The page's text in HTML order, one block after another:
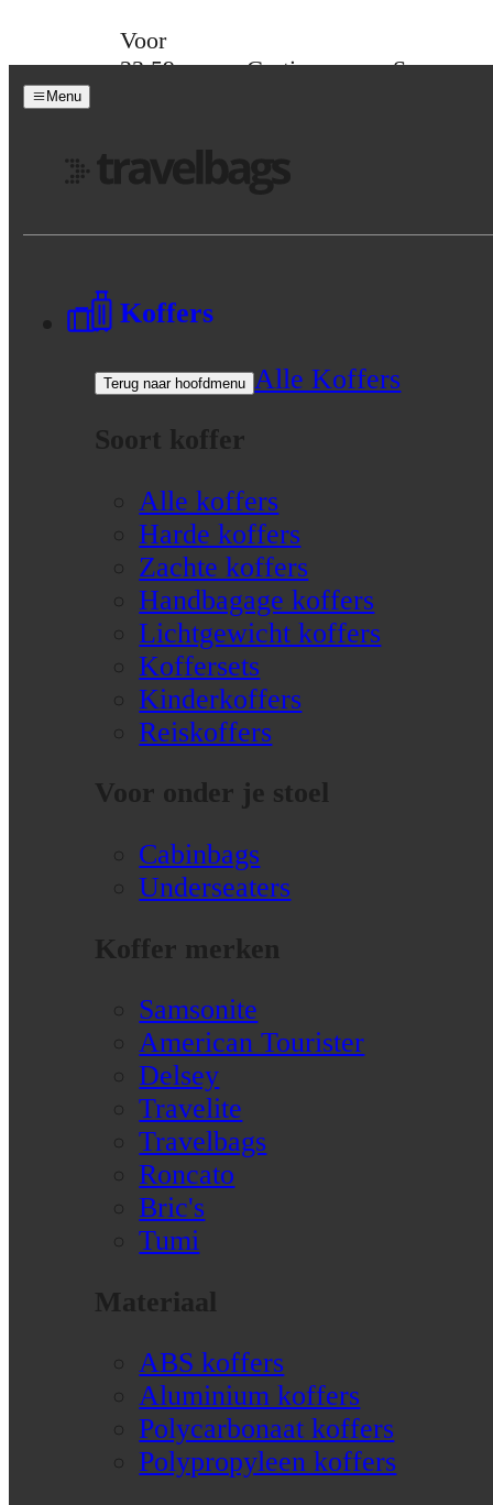
Voor
23:59
Gratis
Spaar
Menu
Koffers
Terug naar hoofdmenu
Alle Koffers
Soort koffer
Alle koffers
Harde koffers
Zachte koffers
Handbagage koffers
Lichtgewicht koffers
Koffersets
Kinderkoffers
Reiskoffers
Voor onder je stoel
Cabinbags
Underseaters
Koffer merken
Samsonite
American Tourister
Delsey
Travelite
Travelbags
Roncato
Bric's
Tumi
Materiaal
ABS koffers
Aluminium koffers
Polycarbonaat koffers
Polypropyleen koffers